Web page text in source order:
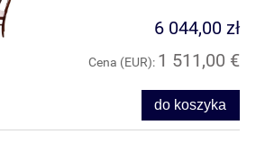
6 044,00 zł
Cena (EUR): 1 511,00 €
do koszyka